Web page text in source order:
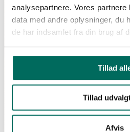
analysepartnere. Vores
data med andre oplysninger, du
de har indsamlet fra din brug af
Tillad
Tillad
Afvis